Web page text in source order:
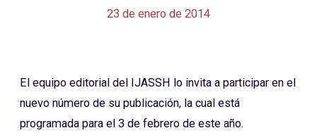
23 de enero de 2014
El equipo editorial del IJASSH lo invita a participar en el
nuevo número de su publicación, la cual está
programada para el 3 de febrero de este año.